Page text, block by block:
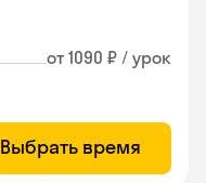
от 1090 ₽ / урок
Выбрать время